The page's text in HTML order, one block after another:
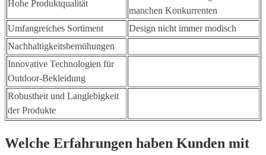
Hohe Produktqualität
manchen Konkurrenten
Umfangreiches Sortiment
Design nicht immer modisch
Nachhaltigkeitsbemühungen
Innovative Technologien für
Outdoor-Bekleidung
Robustheit und Langlebigkeit
der Produkte
Welche Erfahrungen haben Kunden mit